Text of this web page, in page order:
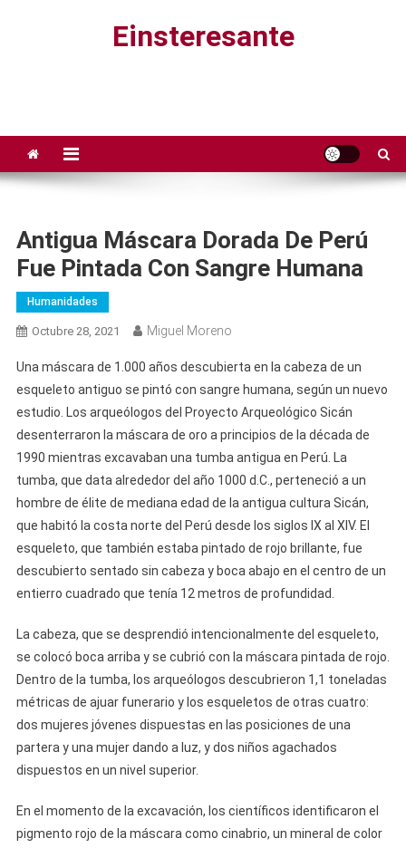
Einsteresante
Antigua Máscara Dorada De Perú
Fue Pintada Con Sangre Humana
Humanidades
Octubre 28, 2021 Miguel Moreno
Una máscara de 1.000 años descubierta en la cabeza de un
esqueleto antiguo se pintó con sangre humana, según un nuevo
estudio. Los arqueólogos del Proyecto Arqueológico Sicán
desenterraron la máscara de oro a principios de la década de
1990 mientras excavaban una tumba antigua en Perú. La
tumba, que data alrededor del año 1000 d.C., perteneció a un
hombre de élite de mediana edad de la antigua cultura Sicán,
que habitó la costa norte del Perú desde los siglos IX al XIV. El
esqueleto, que también estaba pintado de rojo brillante, fue
descubierto sentado sin cabeza y boca abajo en el centro de un
entierro cuadrado que tenía 12 metros de profundidad.
La cabeza, que se desprendió intencionalmente del esqueleto,
se colocó boca arriba y se cubrió con la máscara pintada de rojo.
Dentro de la tumba, los arqueólogos descubrieron 1,1 toneladas
métricas de ajuar funerario y los esqueletos de otras cuatro:
dos mujeres jóvenes dispuestas en las posiciones de una
partera y una mujer dando a luz, y dos niños agachados
dispuestos en un nivel superior.
En el momento de la excavación, los científicos identificaron el
pigmento rojo de la máscara como cinabrio, un mineral de color